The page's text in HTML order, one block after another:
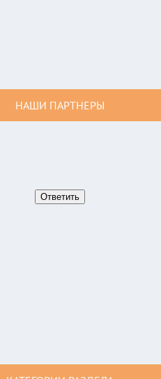
НАШИ ПАРТНЕРЫ